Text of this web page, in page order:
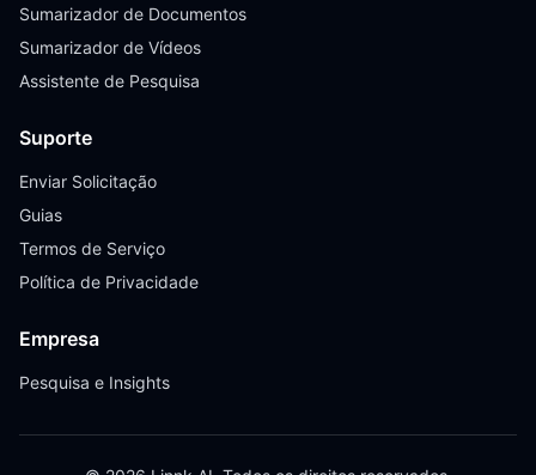
Sumarizador de Documentos
Sumarizador de Vídeos
Assistente de Pesquisa
Suporte
Enviar Solicitação
Guias
Termos de Serviço
Política de Privacidade
Empresa
Pesquisa e Insights